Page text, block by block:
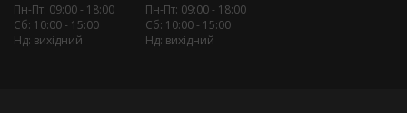
Пн-Пт: 09:00 - 18:00
Сб: 10:00 - 15:00
Нд: вихідний
Пн-Пт: 09:00 - 18:00
Сб: 10:00 - 15:00
Нд: вихідний